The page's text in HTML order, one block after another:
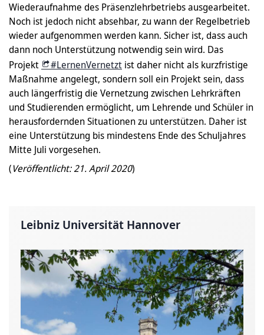
Wiederaufnahme des Präsenzlehrbetriebs ausgearbeitet.
Noch ist jedoch nicht absehbar, zu wann der Regelbetrieb
wieder aufgenommen werden kann. Sicher ist, dass auch
dann noch Unterstützung notwendig sein wird. Das
Projekt
#LernenVernetzt ist daher nicht als kurzfristige
Maßnahme angelegt, sondern soll ein Projekt sein, dass
auch längerfristig die Vernetzung zwischen Lehrkräften
und Studierenden ermöglicht, um Lehrende und Schüler in
herausfordernden Situationen zu unterstützen. Daher ist
eine Unterstützung bis mindestens Ende des Schuljahres
Mitte Juli vorgesehen.
(Veröffentlicht: 21. April 2020)
Leibniz Universität Hannover